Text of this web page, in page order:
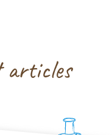
articles